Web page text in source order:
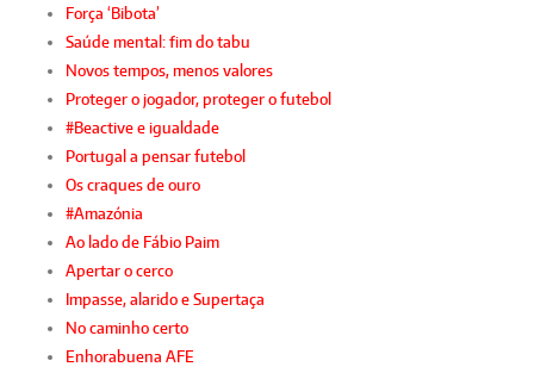
Força ‘Bibota’
Saúde mental: fim do tabu
Novos tempos, menos valores
Proteger o jogador, proteger o futebol
#Beactive e igualdade
Portugal a pensar futebol
Os craques de ouro
#Amazónia
Ao lado de Fábio Paim
Apertar o cerco
Impasse, alarido e Supertaça
No caminho certo
Enhorabuena AFE